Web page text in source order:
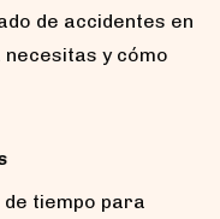
de accidentes en
y cómo
tiempo para